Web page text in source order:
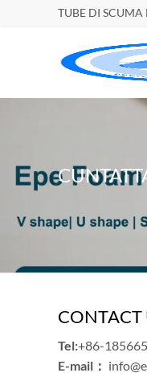
TUBE DI SCUMA
CONTACT
Tel:+86-
E-mail：